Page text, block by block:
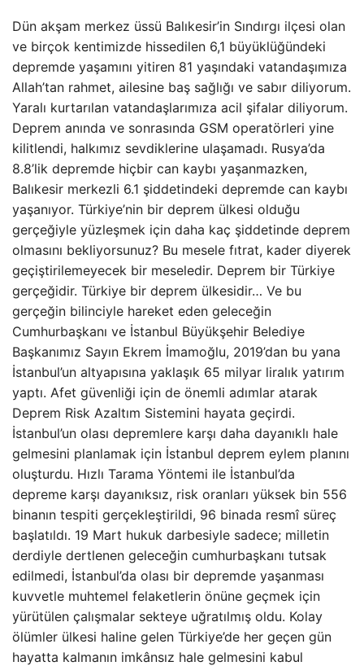
Dün akşam merkez üssü Balıkesir’in Sındırgı ilçesi olan
ve birçok kentimizde hissedilen 6,1 büyüklüğündeki
depremde yaşamını yitiren 81 yaşındaki vatandaşımıza
Allah’tan rahmet, ailesine baş sağlığı ve sabır diliyorum.
Yaralı kurtarılan vatandaşlarımıza acil şifalar diliyorum.
Deprem anında ve sonrasında GSM operatörleri yine
kilitlendi, halkımız sevdiklerine ulaşamadı. Rusya’da
8.8’lik depremde hiçbir can kaybı yaşanmazken,
Balıkesir merkezli 6.1 şiddetindeki depremde can kaybı
yaşanıyor. Türkiye’nin bir deprem ülkesi olduğu
gerçeğiyle yüzleşmek için daha kaç şiddetinde deprem
olmasını bekliyorsunuz? Bu mesele fıtrat, kader diyerek
geçiştirilemeyecek bir meseledir. Deprem bir Türkiye
gerçeğidir. Türkiye bir deprem ülkesidir… Ve bu
gerçeğin bilinciyle hareket eden geleceğin
Cumhurbaşkanı ve İstanbul Büyükşehir Belediye
Başkanımız Sayın Ekrem İmamoğlu, 2019’dan bu yana
İstanbul’un altyapısına yaklaşık 65 milyar liralık yatırım
yaptı. Afet güvenliği için de önemli adımlar atarak
Deprem Risk Azaltım Sistemini hayata geçirdi.
İstanbul’un olası depremlere karşı daha dayanıklı hale
gelmesini planlamak için İstanbul deprem eylem planını
oluşturdu. Hızlı Tarama Yöntemi ile İstanbul’da
depreme karşı dayanıksız, risk oranları yüksek bin 556
binanın tespiti gerçekleştirildi, 96 binada resmî süreç
başlatıldı. 19 Mart hukuk darbesiyle sadece; milletin
derdiyle dertlenen geleceğin cumhurbaşkanı tutsak
edilmedi, İstanbul’da olası bir depremde yaşanması
kuvvetle muhtemel felaketlerin önüne geçmek için
yürütülen çalışmalar sekteye uğratılmış oldu. Kolay
ölümler ülkesi haline gelen Türkiye’de her geçen gün
hayatta kalmanın imkânsız hale gelmesini kabul